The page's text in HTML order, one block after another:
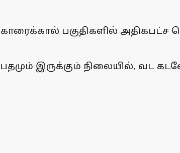
காரைக்கால் பகுதிகளில்
இருக்கும் நிலையில், வட